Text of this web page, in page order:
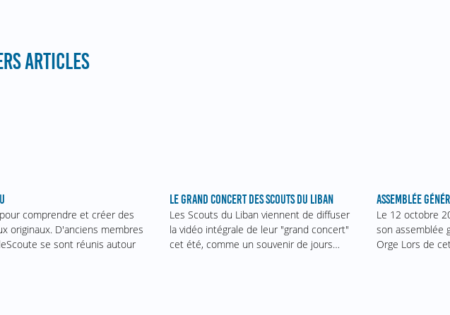
ARTICLES
comprendre et créer des
originaux. D'anciens membres
se sont réunis autour
LE GRAND CONCERT DES SCOUTS DU LIBAN
Les Scouts du Liban viennent de diffuser
la vidéo intégrale de leur "grand concert"
cet été, comme un souvenir de jours…
ASSEMBLÉE
Le 12 octobre
son assemblée
Orge Lors de